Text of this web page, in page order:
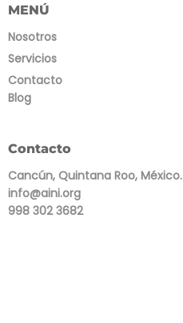
MENÚ
Nosotros
Servicios
Contacto
Blog
Contacto
Cancún, Quintana Roo, México.
info@aini.org
998 302 3682